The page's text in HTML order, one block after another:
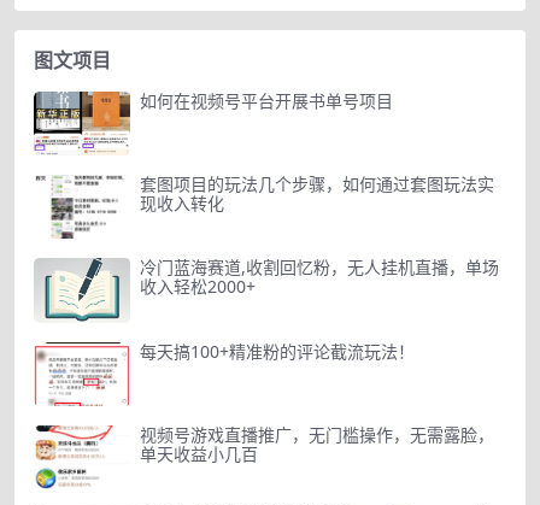
图文项目
如何在视频号平台开展书单号项目
‌套图项目的玩法几个步骤‌，如何通过套图玩法实
现收入转化
冷门蓝海赛道,收割回忆粉，无人挂机直播，单场
收入轻松2000+
每天搞100+精准粉的评论截流玩法！
视频号游戏直播推广，无门槛操作，无需露脸，
单天收益小几百